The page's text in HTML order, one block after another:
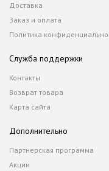
Доставка
Заказ и оплата
Политика
Служба поддержки
Контакты
Возврат товара
Карта сайта
Дополнительно
Партнерская программа
Акции